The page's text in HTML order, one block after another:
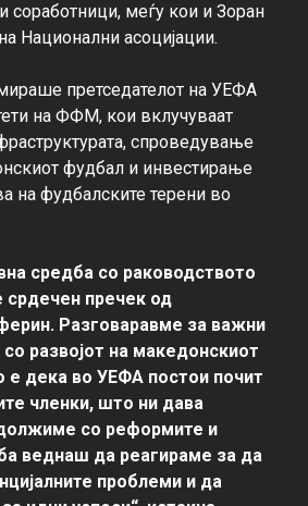
соработници, меѓу кои и Зоран
Национални асоцијации.
претседателот на УЕФА
на ФФМ, кои вклучуваат
спроведување
фудбал и инвестирање
на фудбалските терени во
средба со раководството
пречек од
Разговаравме за важни
развојот на македонскиот
е дека во УЕФА постои почит
членки, што ни дава
со реформите и
веднаш да реагираме за да
проблеми и да